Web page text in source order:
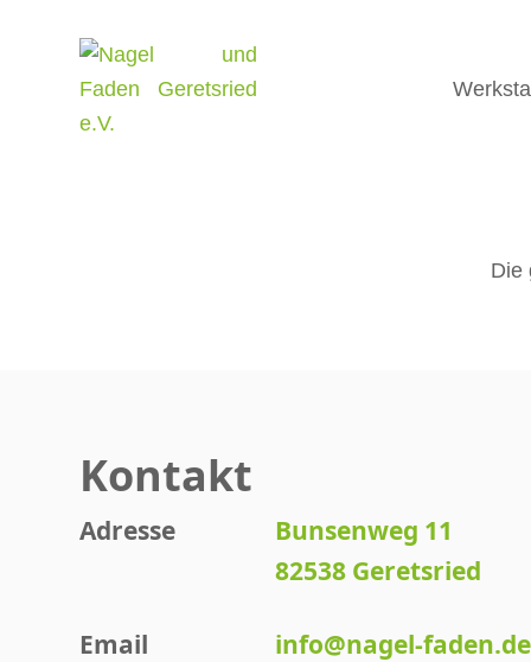
Die
Kontakt
Adresse
Bunsenweg 11
82538 Geretsried
Email info@nagel-faden.de